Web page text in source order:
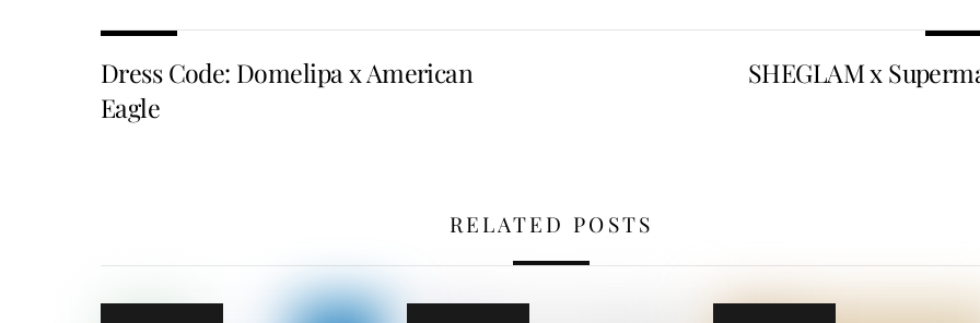
Dress Code: Domelipa x American
Eagle
SHEGLAM x
RELATED POSTS